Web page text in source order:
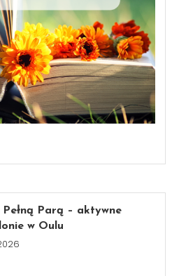
Pełną Parą – aktywne
w Oulu